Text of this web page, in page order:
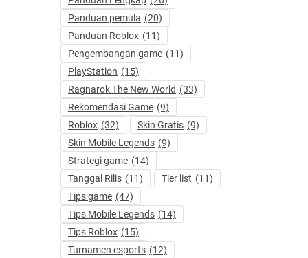
Panduan pemula (20)
Panduan Roblox (11)
Pengembangan game (11)
PlayStation (15)
Ragnarok The New World (33)
Rekomendasi Game (9)
Roblox (32) Skin Gratis (9)
Skin Mobile Legends (9)
Strategi game (14)
Tanggal Rilis (11) Tier list (11)
Tips game (47)
Tips Mobile Legends (14)
Tips Roblox (15)
Turnamen esports (12)